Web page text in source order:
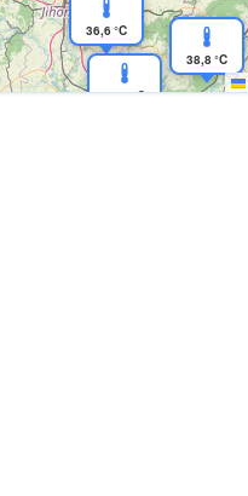
38,8 °C
39,5 °C
36,6 °C